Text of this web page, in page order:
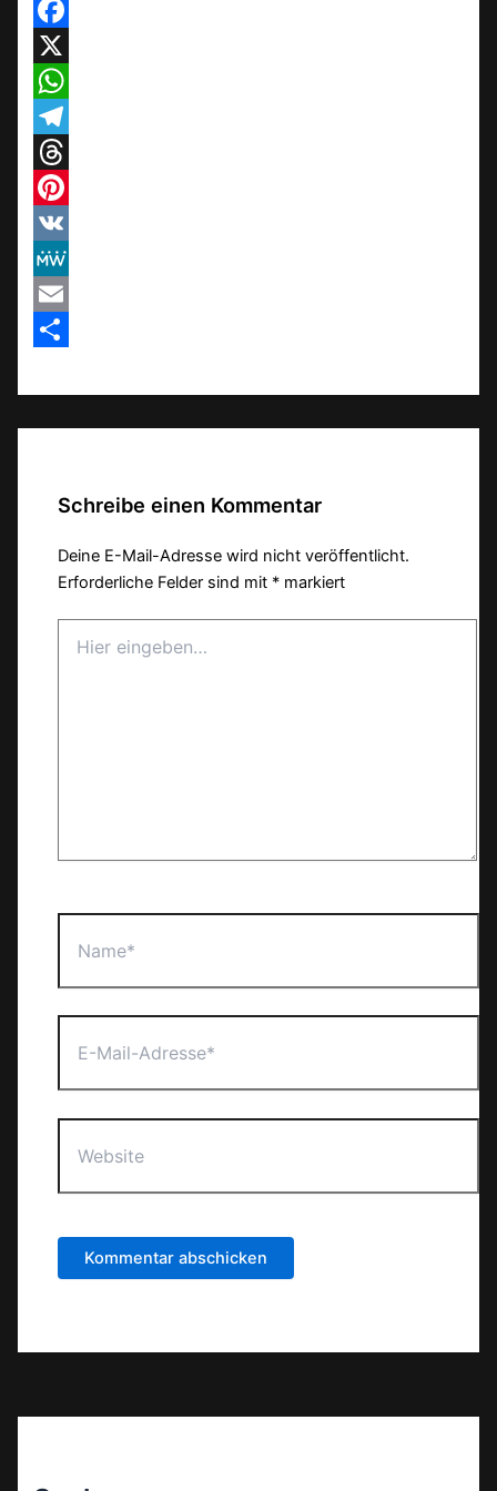
Facebook
X
WhatsApp
Telegram
Threads
Pinterest
VK
MeWe
Email
Schreibe einen Kommentar
Deine E-Mail-Adresse wird nicht veröffentlicht.
Erforderliche Felder sind mit * markiert
eingeben…
Mail-